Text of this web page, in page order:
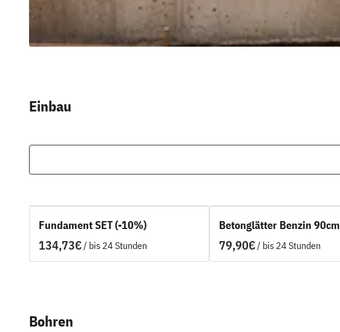
Einbau
Fundament SET (-10%)
/
Betonglätter Benzin 90cm
/
Bohren